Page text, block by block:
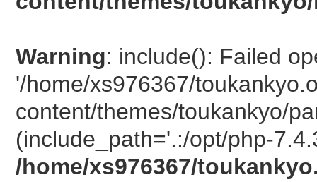
Warning: include(): Failed
'/home/xs976367/
content/themes/toukankyo/
(include_path='.:/opt/php-
/home/xs976367/